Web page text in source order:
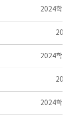
2024학
2024학
2024학